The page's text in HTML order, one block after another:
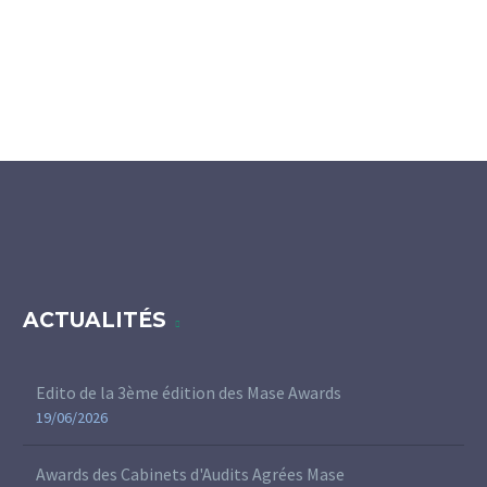
ACTUALITÉS
Edito de la 3ème édition des Mase Awards
19/06/2026
Awards des Cabinets d'Audits Agrées Mase